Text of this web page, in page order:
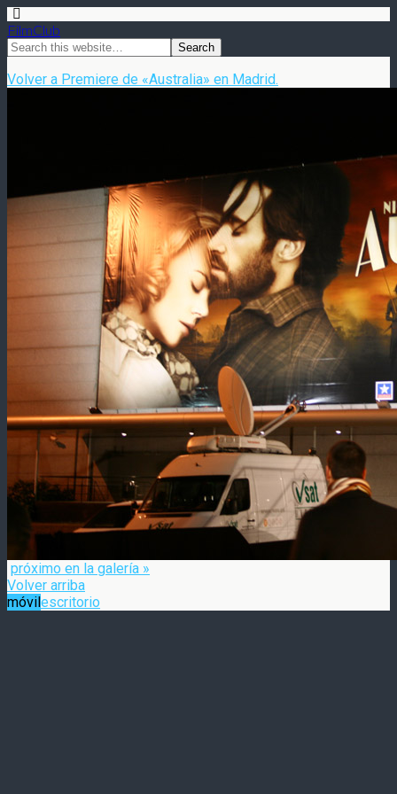
FilmClub
Volver a Premiere de «Australia» en Madrid.
próximo en la galería »
Volver arriba
móvilescritorio